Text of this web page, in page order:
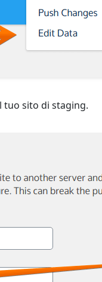
tuo sito di staging.